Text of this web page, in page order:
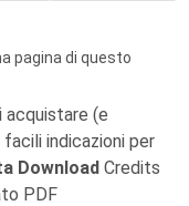
pagina di questo
(e
indicazioni per
Download Credits
PDF